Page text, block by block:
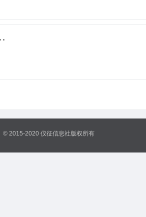
© 2015-2020 仪征信息社版权所有